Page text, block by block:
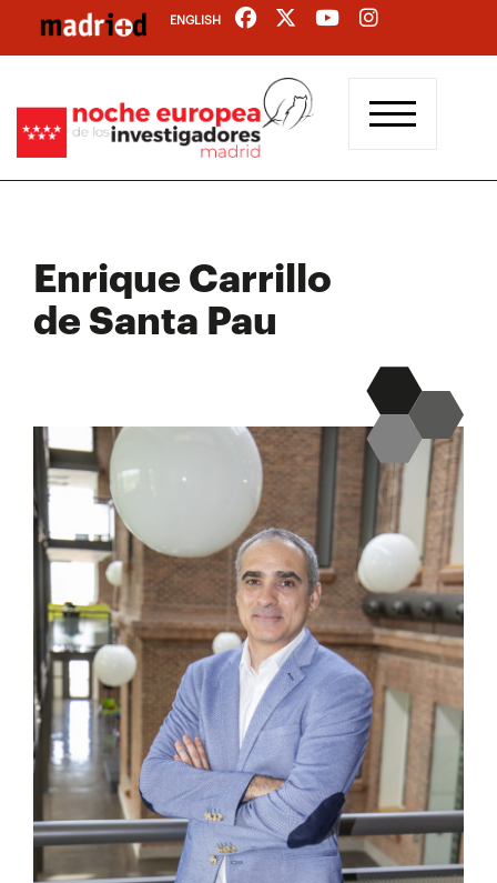
contenido
ENGLISH
Enrique Carrillo
de Santa Pau